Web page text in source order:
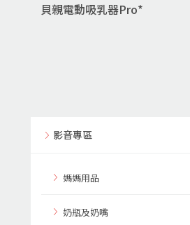
貝親電動吸乳器Pro*
影音專區
媽媽用品
奶瓶及奶嘴